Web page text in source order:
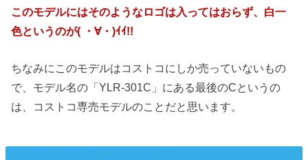
このモデルにはそのようなロゴは入ってはおらず、白一
色というのが( ・∀・)ｲｲ!!
ちなみにこのモデルはコストコにしか売っていないもの
で、モデル名の「YLR-301C」にある最後のCというの
は、コストコ専売モデルのことだと思います。